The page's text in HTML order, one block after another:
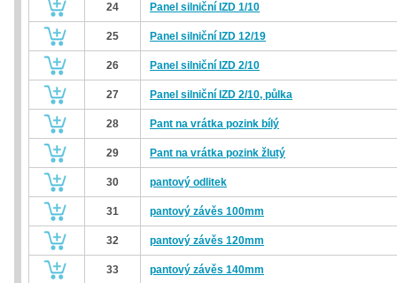
24 Panel silniční IZD 1/10
25 Panel silniční IZD 12/19
26 Panel silniční IZD 2/10
27 Panel silniční IZD 2/10, půlka
28 Pant na vrátka pozink bílý
29 Pant na vrátka pozink žlutý
30 pantový odlitek
31 pantový závěs 100mm
32 pantový závěs 120mm
33 pantový závěs 140mm